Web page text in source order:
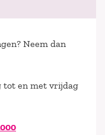
Neem dan
tot en met vrijdag